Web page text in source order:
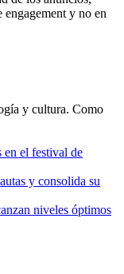
y no en
y cultura. Como
en el festival de
y consolida su
niveles óptimos